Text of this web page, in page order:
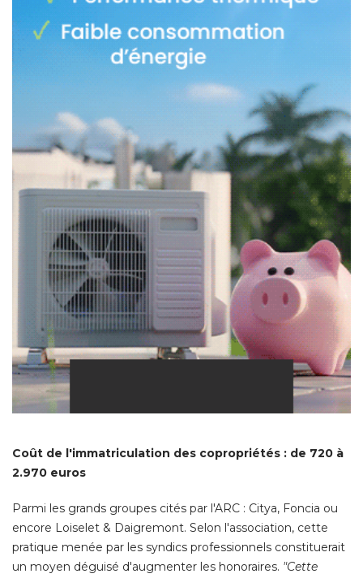
Coût de l'immatriculation des copropriétés : de 720 à
2.970 euros
Parmi les grands groupes cités par l'ARC : Citya, Foncia ou
encore Loiselet & Daigremont. Selon l'association, cette
pratique menée par les syndics professionnels constituerait
un moyen déguisé d'augmenter les honoraires. "Cette